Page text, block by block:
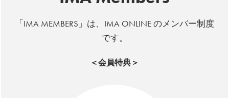
「IMA MEMBERS」は、IMA ONLINE のメンバー制度
です。
＜会員特典＞